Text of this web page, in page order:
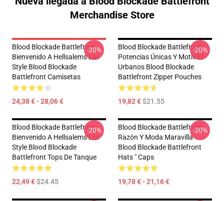
Merchandise Store
Blood Blockade Battlefront
Bienvenido A Hellsalems Lot
Style Blood Blockade
Battlefront Camisetas
24,38 € - 28,06 €
-20%
Blood Blockade Battlefront
Potencias Únicas Y Motivos
Urbanos Blood Blockade
Battlefront Zipper Pouches
19,82 €$21.55
-20%
Blood Blockade Battlefront
Bienvenido A Hellsalems Lot
Style Blood Blockade
Battlefront Tops De Tanque
22,49 €$24.45
-20%
Blood Blockade Battlefront
Razón Y Moda Maravilla
Blood Blockade Battlefront
Hats " Caps
19,78 € - 21,16 €
-20%